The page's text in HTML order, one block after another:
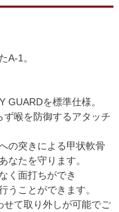
A-1。
GUARDを標準仕様。
ず喉を防御するアタッチ
の突きによる甲状軟骨
なたを守ります。
く面打ちができ
うことができます。
せて取り外しが可能でご